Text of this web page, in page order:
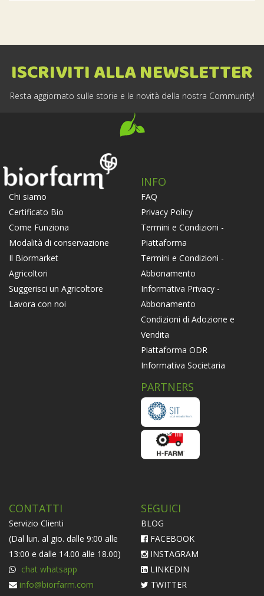
ISCRIVITI ALLA NEWSLETTER
Resta aggiornato sulle storie e le novità della nostra Community!
Chi siamo
Certificato Bio
Come Funziona
Modalità di conservazione
Il Biormarket
Agricoltori
Suggerisci un Agricoltore
Lavora con noi
INFO
FAQ
Privacy Policy
Termini e Condizioni -
Piattaforma
Termini e Condizioni -
Abbonamento
Informativa Privacy -
Abbonamento
Condizioni di Adozione e
Vendita
Piattaforma ODR
Informativa Societaria
PARTNERS
CONTATTI
Servizio Clienti
(Dal lun. al gio. dalle 9:00 alle
13:00 e dalle 14.00 alle 18.00)
chat whatsapp
info@biorfarm.com
SEGUICI
BLOG
FACEBOOK
INSTAGRAM
LINKEDIN
TWITTER